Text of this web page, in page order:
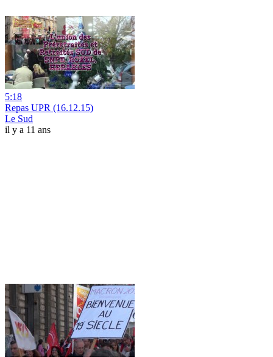
5:18
Repas UPR (16.12.15)
Le Sud
il y a 11 ans